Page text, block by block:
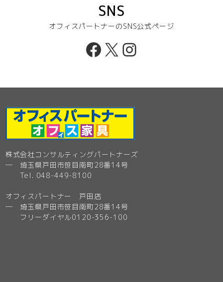
SNS
オフィスパートナーのSNS公式ページ
Facebook
X Instagram
株式会社コンサルティングパートナーズ
─ 埼玉県戸田市笹目南町28番14号
Tel. 048-449-8100
オフィスパートナー 戸田店
─ 埼玉県戸田市笹目南町28番14号
フリーダイヤル0120-356-100